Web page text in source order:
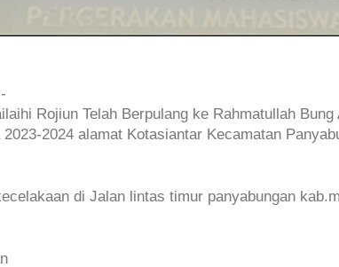
Rojiun Telah Berpulang ke Rahmatullah
2024 alamat Kotasiantar Kecamatan
di Jalan lintas timur panyabungan